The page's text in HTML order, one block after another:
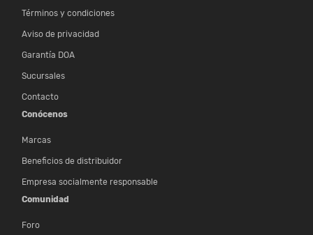
Términos y condiciones
Aviso de privacidad
Garantía DOA
Sucursales
Contacto
Conócenos
Marcas
Beneficios de distribuidor
Empresa socialmente responsable
Comunidad
Foro